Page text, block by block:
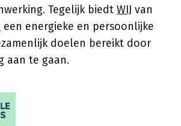
Tegelijk biedt WIJ van
een energieke en persoonlijke
doelen bereikt door
aan te gaan.